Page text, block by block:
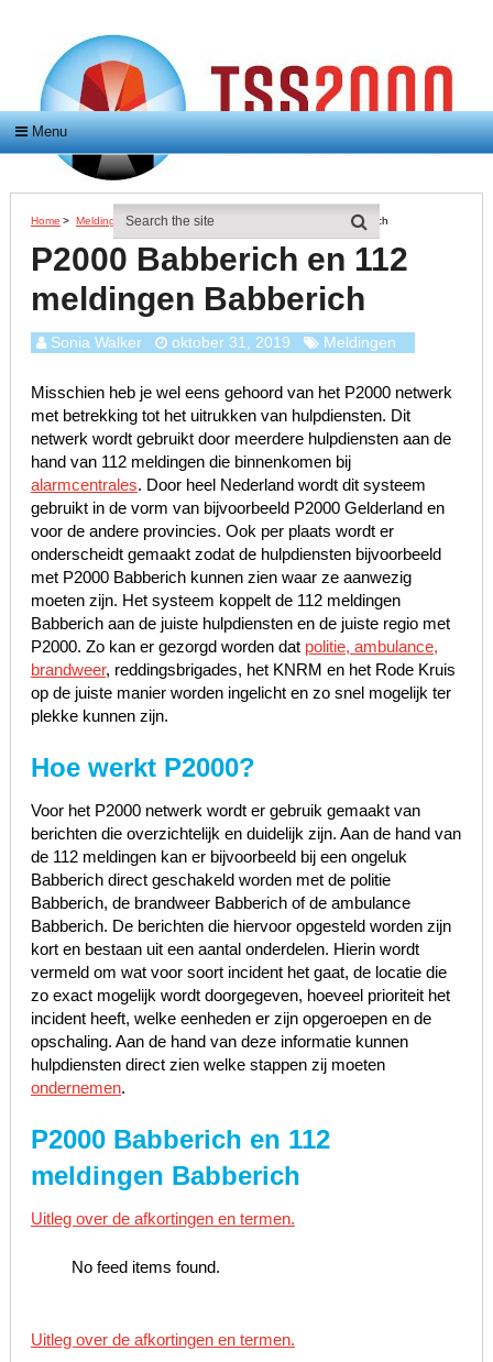
Menu
Home > Meldingen > P2000 Babberich En 112 Meldingen Babberich
P2000 Babberich en 112
meldingen Babberich
Sonia Walker oktober 31, 2019 Meldingen
Misschien heb je wel eens gehoord van het P2000 netwerk
met betrekking tot het uitrukken van hulpdiensten. Dit
netwerk wordt gebruikt door meerdere hulpdiensten aan de
hand van 112 meldingen die binnenkomen bij
alarmcentrales. Door heel Nederland wordt dit systeem
gebruikt in de vorm van bijvoorbeeld P2000 Gelderland en
voor de andere provincies. Ook per plaats wordt er
onderscheidt gemaakt zodat de hulpdiensten bijvoorbeeld
met P2000 Babberich kunnen zien waar ze aanwezig
moeten zijn. Het systeem koppelt de 112 meldingen
Babberich aan de juiste hulpdiensten en de juiste regio met
P2000. Zo kan er gezorgd worden dat politie, ambulance,
brandweer, reddingsbrigades, het KNRM en het Rode Kruis
op de juiste manier worden ingelicht en zo snel mogelijk ter
plekke kunnen zijn.
Hoe werkt P2000?
Voor het P2000 netwerk wordt er gebruik gemaakt van
berichten die overzichtelijk en duidelijk zijn. Aan de hand van
de 112 meldingen kan er bijvoorbeeld bij een ongeluk
Babberich direct geschakeld worden met de politie
Babberich, de brandweer Babberich of de ambulance
Babberich. De berichten die hiervoor opgesteld worden zijn
kort en bestaan uit een aantal onderdelen. Hierin wordt
vermeld om wat voor soort incident het gaat, de locatie die
zo exact mogelijk wordt doorgegeven, hoeveel prioriteit het
incident heeft, welke eenheden er zijn opgeroepen en de
opschaling. Aan de hand van deze informatie kunnen
hulpdiensten direct zien welke stappen zij moeten
ondernemen.
P2000 Babberich en 112
meldingen Babberich
Uitleg over de afkortingen en termen.
No feed items found.
Uitleg over de afkortingen en termen.